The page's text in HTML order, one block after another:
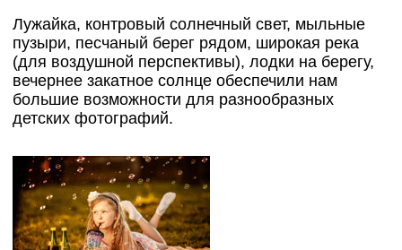
Лужайка, контровый солнечный свет, мыльные
пузыри, песчаный берег рядом, широкая река
(для воздушной перспективы), лодки на берегу,
вечернее закатное солнце обеспечили нам
большие возможности для разнообразных
детских фотографий.